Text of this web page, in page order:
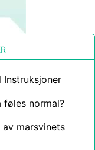
Instruksjoner
føles normal?
marsvinets